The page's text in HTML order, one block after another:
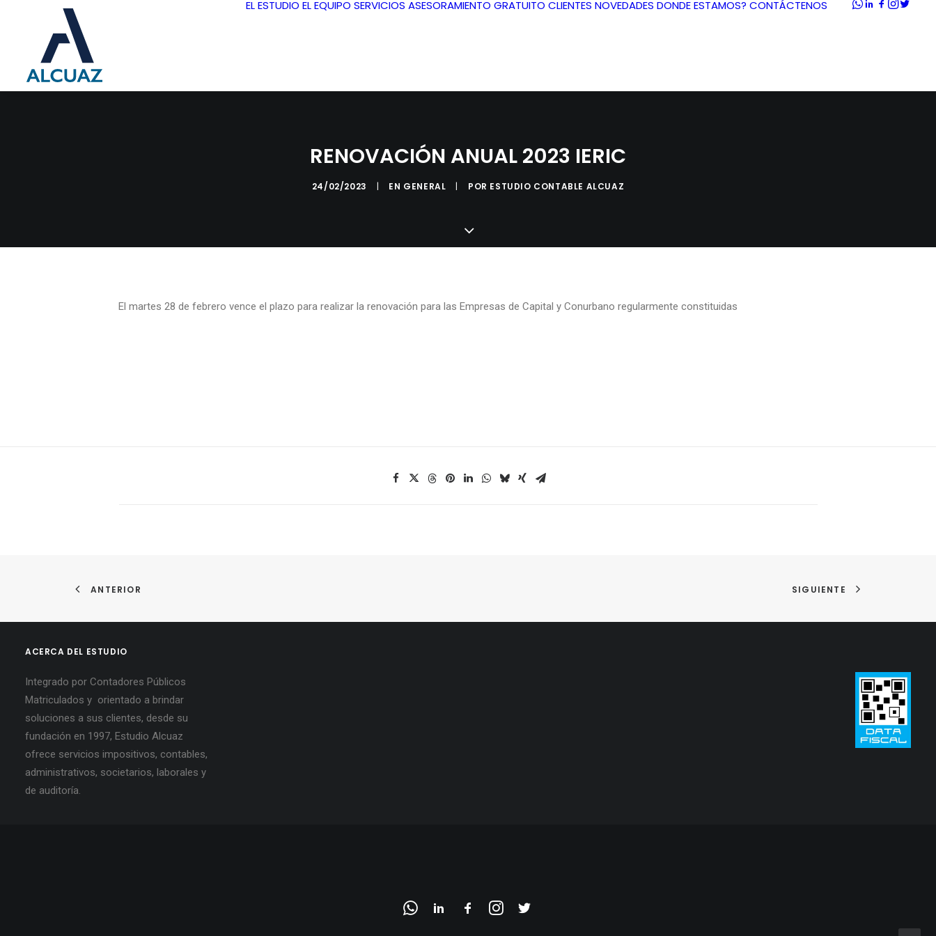
EL ESTUDIO EL EQUIPO SERVICIOS ASESORAMIENTO GRATUITO CLIENTES NOVEDADES DONDE ESTAMOS? CONTÁCTENOS
RENOVACIÓN ANUAL 2023 IERIC
24/02/2023 | EN GENERAL | POR ESTUDIO CONTABLE ALCUAZ
El martes 28 de febrero vence el plazo para realizar la renovación para las Empresas de Capital y Conurbano regularmente constituidas
ANTERIOR SIGUIENTE
ACERCA DEL ESTUDIO
Integrado por Contadores Públicos
Matriculados y orientado a brindar
soluciones a sus clientes, desde su
fundación en 1997, Estudio Alcuaz
ofrece servicios impositivos, contables,
administrativos, societarios, laborales y
de auditoría.